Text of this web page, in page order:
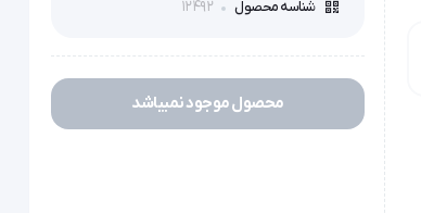
شناسه محصول 12492
محصول موجود نمیباشد